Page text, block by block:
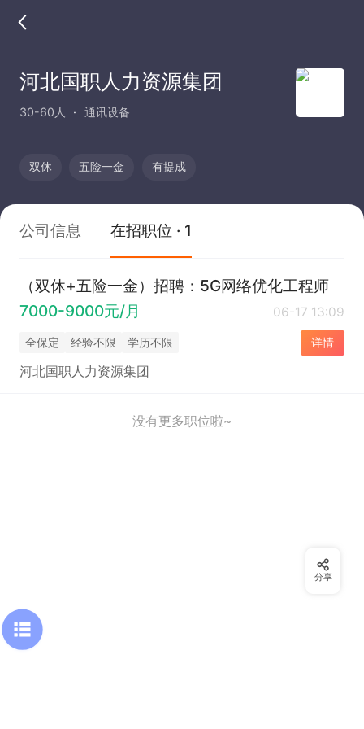
河北国职人力资源集团
30-60人 通讯设备
双休 五险一金 有提成
公司信息 在招职位 · 1
（双休+五险一金）招聘：5G网络优化工程师
7000-9000元/月
06-17 13:09
全保定 经验不限 学历不限 详情
河北国职人力资源集团
没有更多职位啦~
分享